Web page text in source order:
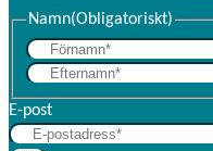
d
I
n
o
o
k
Namn(Obligatoriskt)
E-post